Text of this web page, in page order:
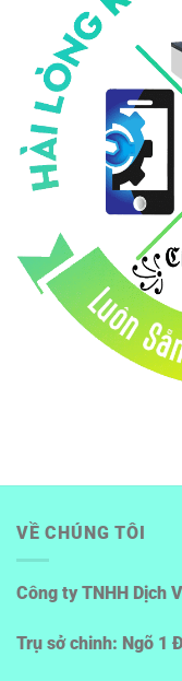
VỀ CHÚNG TÔI
Công ty TNHH Dịch
Trụ sở chinh: Ngõ 1